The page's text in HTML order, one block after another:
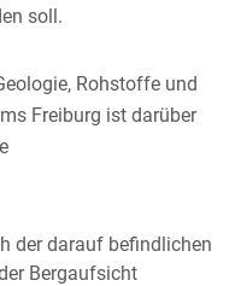
soll.
Rohstoffe und
Freiburg ist darüber
der darauf befindlichen
Bergaufsicht